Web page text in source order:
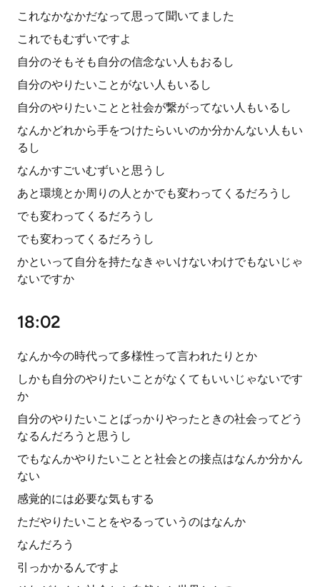
これなかなかだなって思って聞いてました
これでもむずいですよ
自分のそもそも自分の信念ない人もおるし
自分のやりたいことがない人もいるし
自分のやりたいことと社会が繋がってない人もいるし
なんかどれから手をつけたらいいのか分かんない人もい
るし
なんかすごいむずいと思うし
あと環境とか周りの人とかでも変わってくるだろうし
でも変わってくるだろうし
でも変わってくるだろうし
かといって自分を持たなきゃいけないわけでもないじゃ
ないですか
18:02
なんか今の時代って多様性って言われたりとか
しかも自分のやりたいことがなくてもいいじゃないです
か
自分のやりたいことばっかりやったときの社会ってどう
なるんだろうと思うし
でもなんかやりたいことと社会との接点はなんか分かん
ない
感覚的には必要な気もする
ただやりたいことをやるっていうのはなんか
なんだろう
引っかかるんですよ